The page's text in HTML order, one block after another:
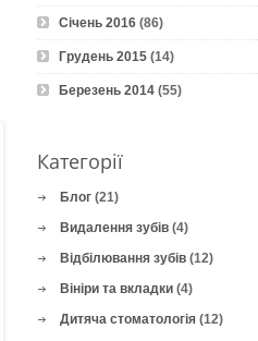
Січень 2016 (86)
Грудень 2015 (14)
Березень 2014 (55)
Категорії
Блог (21)
Видалення зубів (4)
Відбілювання зубів (12)
Вініри та вкладки (4)
Дитяча стоматологія (12)